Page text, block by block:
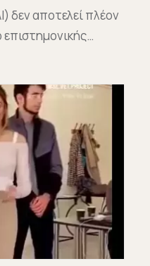
δεν αποτελεί πλέον
επιστημονικής…